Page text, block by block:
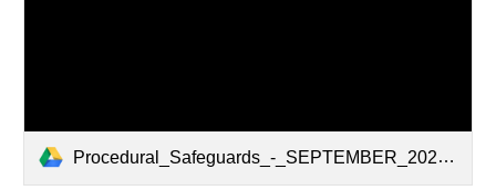
Procedural_Safeguards_-_SEPTEMBER_2022-_ENGLISH.pdf